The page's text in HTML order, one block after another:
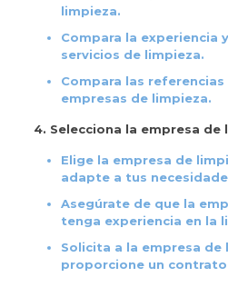
limpieza.
Compara la experiencia
servicios de limpieza.
Compara las
empresas de limpieza.
4. Selecciona la empresa de
Elige la empresa de
adapte a tus
Asegúrate de que la
tenga experiencia en la
Solicita a la empresa de
proporcione un